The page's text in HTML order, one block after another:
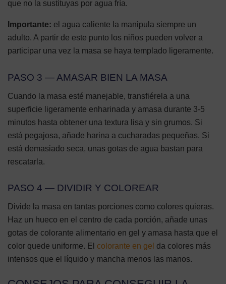
que no la sustituyas por agua fría.
Importante: el agua caliente la manipula siempre un
adulto. A partir de este punto los niños pueden volver a
participar una vez la masa se haya templado ligeramente.
PASO 3 — AMASAR BIEN LA MASA
Cuando la masa esté manejable, transfiérela a una
superficie ligeramente enharinada y amasa durante 3-5
minutos hasta obtener una textura lisa y sin grumos. Si
está pegajosa, añade harina a cucharadas pequeñas. Si
está demasiado seca, unas gotas de agua bastan para
rescatarla.
PASO 4 — DIVIDIR Y COLOREAR
Divide la masa en tantas porciones como colores quieras.
Haz un hueco en el centro de cada porción, añade unas
gotas de colorante alimentario en gel y amasa hasta que el
color quede uniforme. El colorante en gel da colores más
intensos que el líquido y mancha menos las manos.